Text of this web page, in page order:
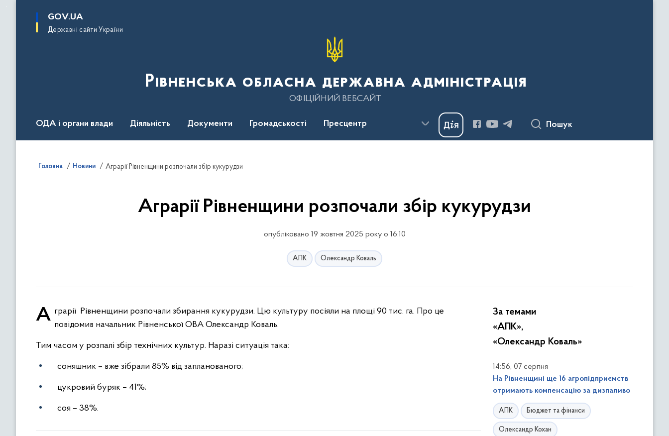
основного
GOV.UA
Державні сайти України
Рівненська обласна державна адміністрація
ОФІЦІЙНИЙ ВЕБСАЙТ
ОДА і органи влади Діяльність Документи Громадськості Пресцентр Пошук
Головна Новини Аграрії Рівненщини розпочали збір кукурудзи
Аграрії Рівненщини розпочали збір кукурудзи
опубліковано 19 жовтня 2025 року о 16:10
АПК Олександр Коваль
Аграрії Рівненщини розпочали збирання кукурудзи. Цю культуру посіяли на площі 90 тис. га. Про це повідомив начальник Рівненської ОВА Олександр Коваль.
Тим часом у розпалі збір технічних культур. Наразі ситуація така:
соняшник – вже зібрали 85% від запланованого;
цукровий буряк – 41%;
соя – 38%.
За темами
«АПК»,
«Олександр Коваль»
14:56, 07 серпня
На Рівненщині ще 16 агропідприємств
отримають компенсацію за дизпаливо
АПК Бюджет та фінанси
Олександр Кохан